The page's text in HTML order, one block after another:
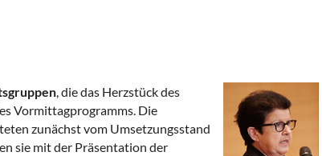
, die das Herzstück des
Vormittagprogramms. Die
zunächst vom Umsetzungsstand
sie mit der Präsentation der